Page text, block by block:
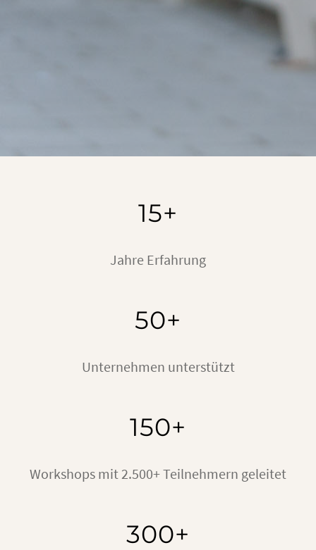
with Impact“ der richtige nächste Schritt für
15+
Jahre Erfahrung
50+
Unternehmen unterstützt
150+
Workshops mit 2.500+ Teilnehmern geleitet
300+